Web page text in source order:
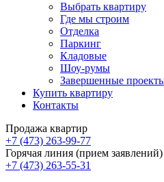
Выбрать квартиру
Где мы строим
Отделка
Паркинг
Кладовые
Шоу-румы
Завершенные
Купить квартиру
Контакты
Продажа квартир
+7 (473) 263-99-77
Горячая линия (прием заявлений)
+7 (473) 263-55-31